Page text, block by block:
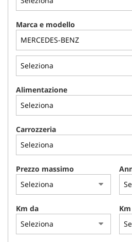
Marca e modello
Alimentazione
Carrozzeria
Prezzo massimo
Km da